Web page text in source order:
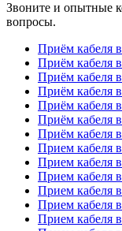
Звоните и опытные
вопросы.
Приём кабеля
Приём кабеля
Приём кабеля
Приём кабеля
Приём кабеля
Приём кабеля
Приём кабеля
Прием кабеля
Прием кабеля
Прием кабеля
Прием кабеля
Прием кабеля
Прием кабеля